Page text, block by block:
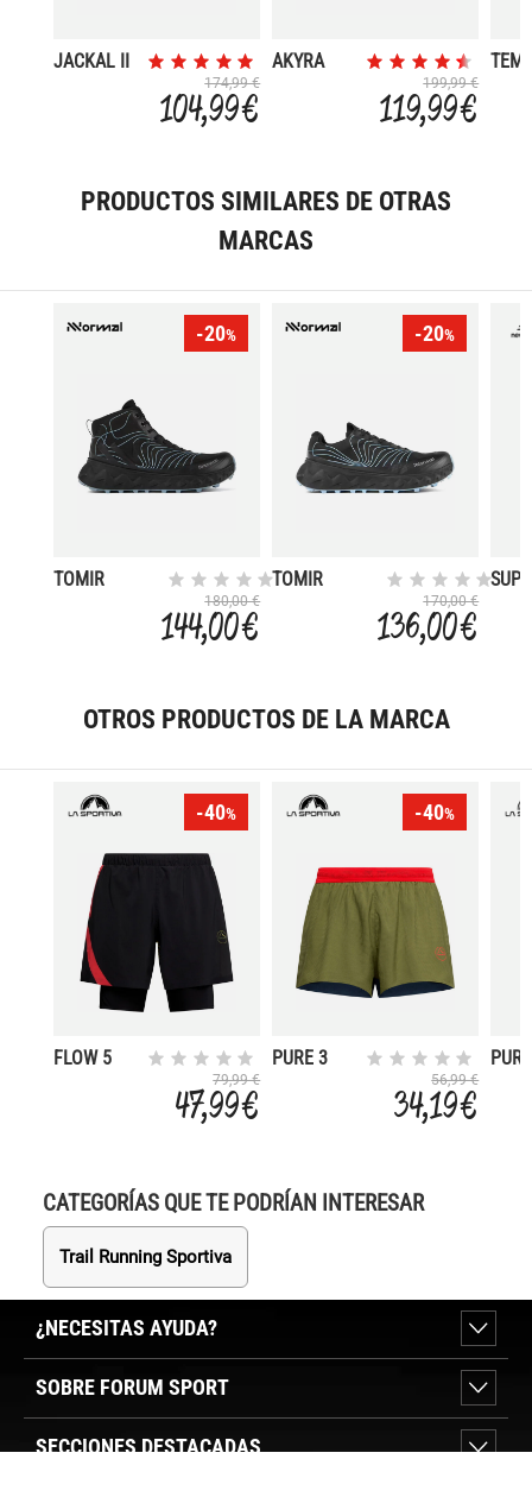
JACKAL II
174,99 €
104,99 €
AKYRA
199,99 €
119,99 €
PRODUCTOS SIMILARES DE OTRAS
MARCAS
-20%
TOMIR
180,00 €
144,00 €
-20%
TOMIR
170,00 €
136,00 €
OTROS PRODUCTOS DE LA MARCA
-40%
FLOW 5
79,99 €
47,99 €
-40%
PURE 3
56,99 €
34,19 €
PURE
CATEGORÍAS QUE TE PODRÍAN INTERESAR
Trail Running Sportiva
¿NECESITAS AYUDA?
SOBRE FORUM SPORT
SECCIONES DESTACADAS